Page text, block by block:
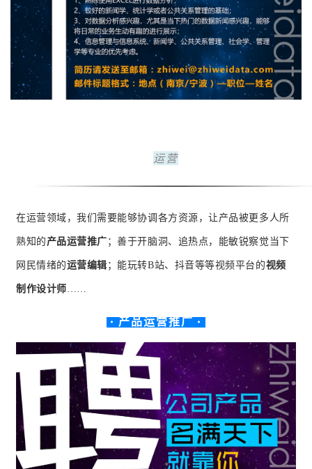
运营
在运营领域，我们需要能够协调各方资源，让产品被更多人所
熟知的 产品运营推广 ；善于开脑洞、追热点，能敏锐察觉当下
网民情绪的运营编辑 ；能玩转B站、抖音等等视频平台的视频
制作设计师……
· 产品运营推广 ·